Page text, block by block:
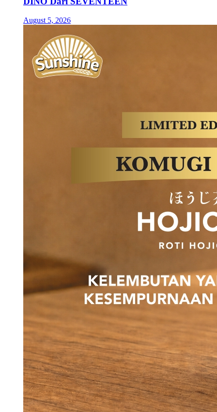
August 5, 2026